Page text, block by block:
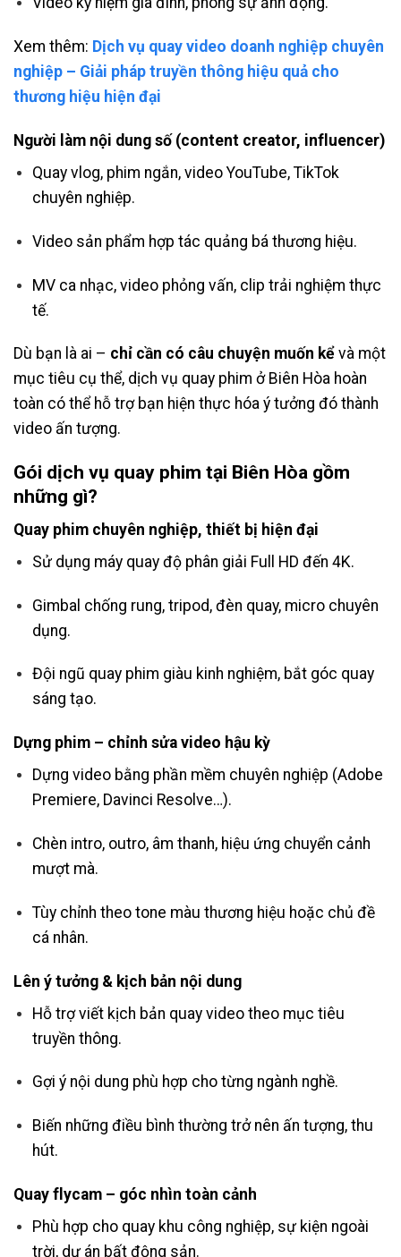
Xem thêm: Dịch vụ quay video doanh nghiệp chuyên
nghiệp – Giải pháp truyền thông hiệu quả cho
thương hiệu hiện đại
Người làm nội dung số (content creator, influencer)
Quay vlog, phim ngắn, video YouTube, TikTok
chuyên nghiệp.
Video sản phẩm hợp tác quảng bá thương hiệu.
MV ca nhạc, video phỏng vấn, clip trải nghiệm thực
tế.
Dù bạn là ai – chỉ cần có câu chuyện muốn kể và một
mục tiêu cụ thể, dịch vụ quay phim ở Biên Hòa hoàn
toàn có thể hỗ trợ bạn hiện thực hóa ý tưởng đó thành
video ấn tượng.
Gói dịch vụ quay phim tại Biên Hòa gồm
những gì?
Quay phim chuyên nghiệp, thiết bị hiện đại
Sử dụng máy quay độ phân giải Full HD đến 4K.
Gimbal chống rung, tripod, đèn quay, micro chuyên
dụng.
Đội ngũ quay phim giàu kinh nghiệm, bắt góc quay
sáng tạo.
Dựng phim – chỉnh sửa video hậu kỳ
Dựng video bằng phần mềm chuyên nghiệp (Adobe
Premiere, Davinci Resolve…).
Chèn intro, outro, âm thanh, hiệu ứng chuyển cảnh
mượt mà.
Tùy chỉnh theo tone màu thương hiệu hoặc chủ đề
cá nhân.
Lên ý tưởng & kịch bản nội dung
Hỗ trợ viết kịch bản quay video theo mục tiêu
truyền thông.
Gợi ý nội dung phù hợp cho từng ngành nghề.
Biến những điều bình thường trở nên ấn tượng, thu
hút.
Quay flycam – góc nhìn toàn cảnh
Phù hợp cho quay khu công nghiệp, sự kiện ngoài
trời, dự án bất động sản.